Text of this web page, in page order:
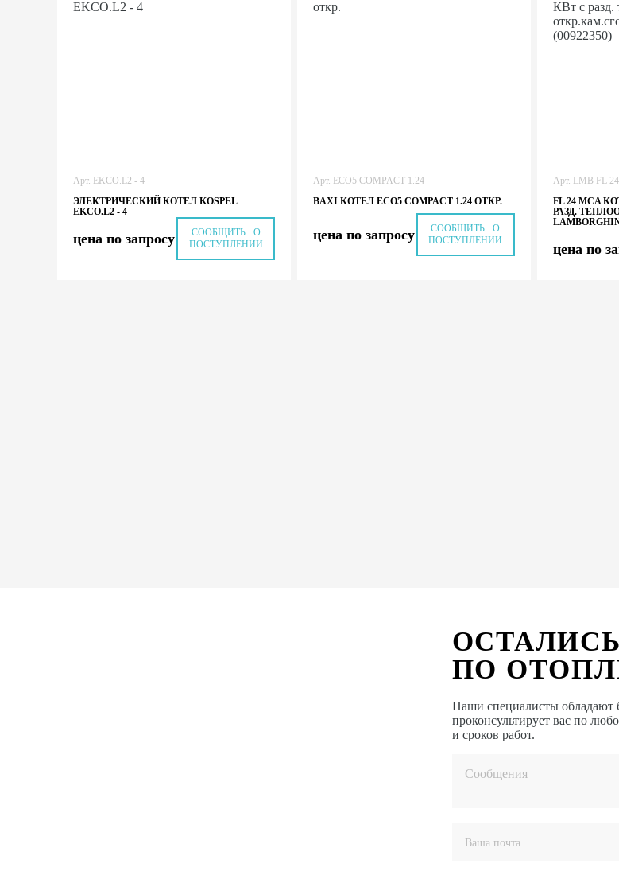
Арт. EKCO.L2 - 4
ЭЛЕКТРИЧЕСКИЙ КОТЕЛ KOSPEL
EKCO.L2 - 4
цена по запросу
СООБЩИТЬ О
ПОСТУПЛЕНИИ
Арт. ECO5 COMPACT 1.24
BAXI КОТЕЛ ECO5 COMPACT 1.24 ОТКР.
цена по запросу
СООБЩИТЬ О
ПОСТУПЛЕНИИ
Арт. LMB FL
FL 24 MCA
РАЗД.
цена по
ПО
Наши специалисты обладают
проконсультирует вас по
и сроков работ.